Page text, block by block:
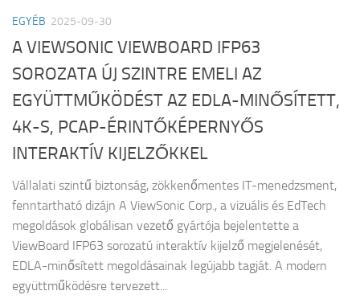
EGYÉB 2025-09-30
A VIEWSONIC VIEWBOARD IFP63
SOROZATA ÚJ SZINTRE EMELI AZ
EGYÜTTMŰKÖDÉST AZ EDLA-MINŐSÍTETT,
4K-S, PCAP-ÉRINTŐKÉPERNYŐS
INTERAKTÍV KIJELZŐKKEL
Vállalati szintű biztonság, zökkenőmentes IT-menedzsment,
fenntartható dizájn A ViewSonic Corp., a vizuális és EdTech
megoldások globálisan vezető gyártója bejelentette a
ViewBoard IFP63 sorozatú interaktív kijelző megjelenését,
EDLA-minősített megoldásainak legújabb tagját. A modern
együttműködésre tervezett...